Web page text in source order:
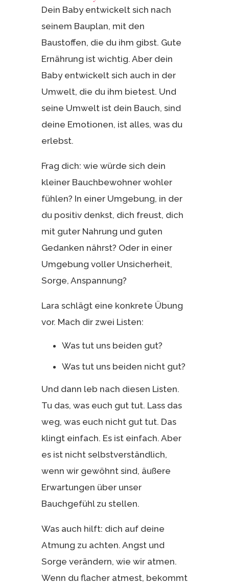
Dein Baby entwickelt sich nach
seinem Bauplan, mit den
Baustoffen, die du ihm gibst. Gute
Ernährung ist wichtig. Aber dein
Baby entwickelt sich auch in der
Umwelt, die du ihm bietest. Und
seine Umwelt ist dein Bauch, sind
deine Emotionen, ist alles, was du
erlebst.
Frag dich: wie würde sich dein
kleiner Bauchbewohner wohler
fühlen? In einer Umgebung, in der
du positiv denkst, dich freust, dich
mit guter Nahrung und guten
Gedanken nährst? Oder in einer
Umgebung voller Unsicherheit,
Sorge, Anspannung?
Lara schlägt eine konkrete Übung
vor. Mach dir zwei Listen:
Was tut uns beiden gut?
Was tut uns beiden nicht gut?
Und dann leb nach diesen Listen.
Tu das, was euch gut tut. Lass das
weg, was euch nicht gut tut. Das
klingt einfach. Es ist einfach. Aber
es ist nicht selbstverständlich,
wenn wir gewöhnt sind, äußere
Erwartungen über unser
Bauchgefühl zu stellen.
Was auch hilft: dich auf deine
Atmung zu achten. Angst und
Sorge verändern, wie wir atmen.
Wenn du flacher atmest, bekommt